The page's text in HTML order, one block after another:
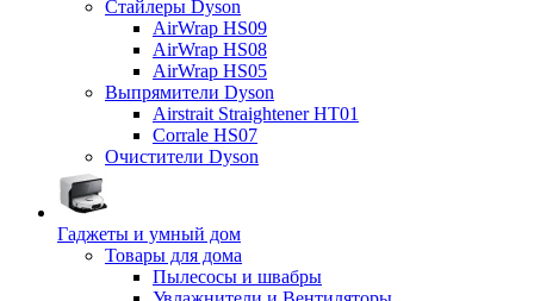
Стайлеры Dyson
AirWrap HS09
AirWrap HS08
AirWrap HS05
Выпрямители Dyson
Airstrait Straightener HT01
Corrale HS07
Очистители Dyson
Гаджеты и умный дом
Товары для дома
Пылесосы и швабры